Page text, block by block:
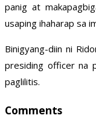
panig at
usaping ihaharap sa
Binigyang-diin ni
presiding officer na
paglilitis.
Comments